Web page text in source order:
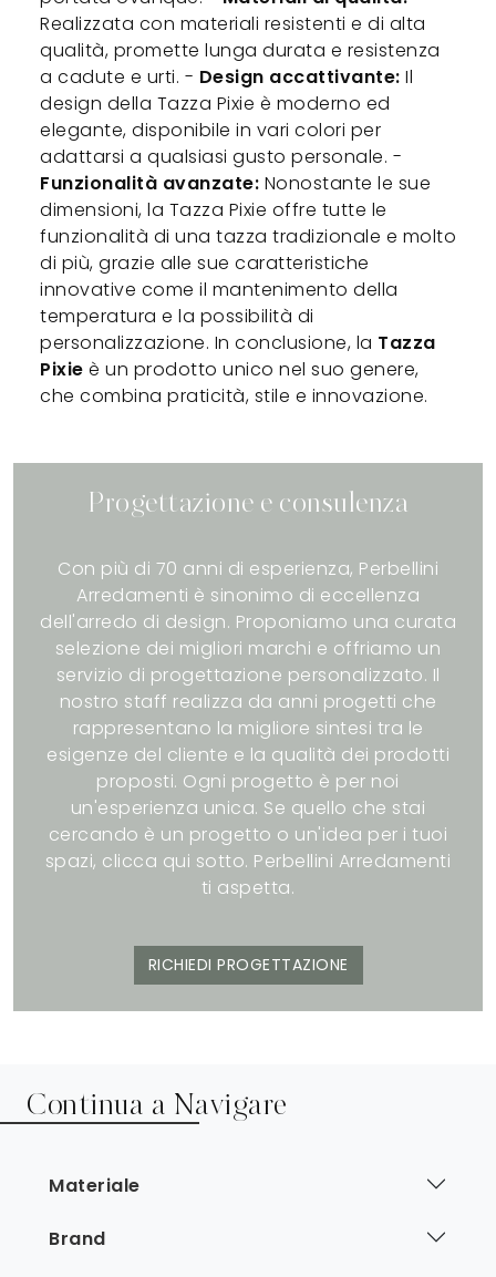
Realizzata con materiali resistenti e di alta
qualità, promette lunga durata e resistenza
a cadute e urti. - Design accattivante: Il
design della Tazza Pixie è moderno ed
elegante, disponibile in vari colori per
adattarsi a qualsiasi gusto personale. -
Funzionalità avanzate: Nonostante le sue
dimensioni, la Tazza Pixie offre tutte le
funzionalità di una tazza tradizionale e molto
di più, grazie alle sue caratteristiche
innovative come il mantenimento della
temperatura e la possibilità di
personalizzazione. In conclusione, la Tazza
Pixie è un prodotto unico nel suo genere,
che combina praticità, stile e innovazione.
Progettazione e consulenza
Con più di 70 anni di esperienza, Perbellini
Arredamenti è sinonimo di eccellenza
dell'arredo di design. Proponiamo una curata
selezione dei migliori marchi e offriamo un
servizio di progettazione personalizzato. Il
nostro staff realizza da anni progetti che
rappresentano la migliore sintesi tra le
esigenze del cliente e la qualità dei prodotti
proposti. Ogni progetto è per noi
un'esperienza unica. Se quello che stai
cercando è un progetto o un'idea per i tuoi
spazi, clicca qui sotto. Perbellini Arredamenti
ti aspetta.
RICHIEDI PROGETTAZIONE
Continua a Navigare
Materiale
Brand